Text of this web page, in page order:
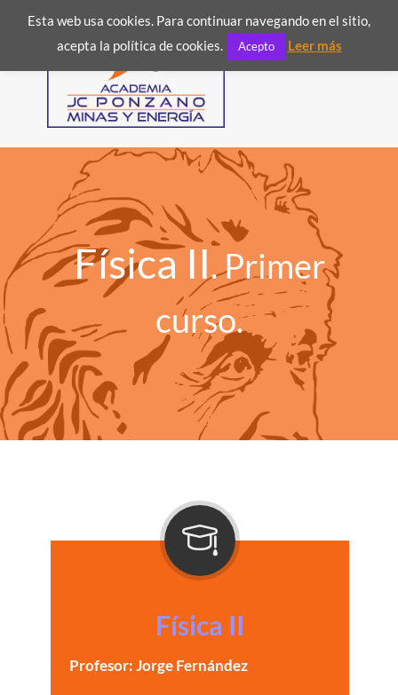

Física II. Primer
curso.
Física II
Profesor: Jorge Fernández
Esta web usa cookies. Para continuar navegando en el sitio,
acepta la política de cookies.
Acepto Leer más